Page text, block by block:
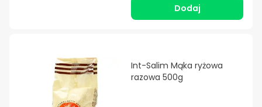
Dodaj
Int-Salim Mąka ryżowa
razowa 500g